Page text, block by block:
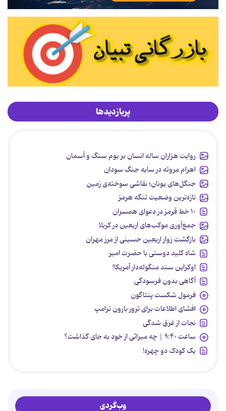
پربازدیدها
روایت هزاران ساله انسان بر بوم سنگ و آسمان
اهرام مِروئه در سایه جنگ سودان
جنگل‌های یونان؛ نقاشیِ سوخته‌ی زمین
تازه‌ترین وضعیت تنگه هرمز
۱۰ خط قرمز در دعوای همسران
جمع‌آوری موکب‌های اربعین در کربلا
بازگشت زوار اربعین حسینی از مرز مهران
شاه کلید دوستی با حضرت امیر
اوکراین سند منگوله‌دار آمریکا!
آگاهی بدون فرسودگی
فرمول شکست پنتاگون
افشای اطلاعات برای ترور بارون ترامپ
نجات از غرق شدگی
ساعت ۹:۴۰ | چه میراثی از خود به جای گذاشت؟
یک کودک دو چهره!
وب‌گردی